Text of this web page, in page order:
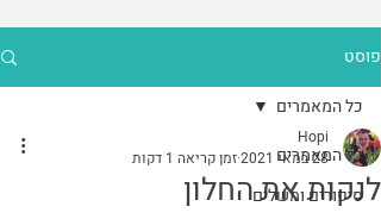
פוסט
כל המאמרים
סיפורים ומשלים
כל המאמרים
לנקות את החלון
Hopi
28 במאי 2021
זמן קריאה 1 דקות